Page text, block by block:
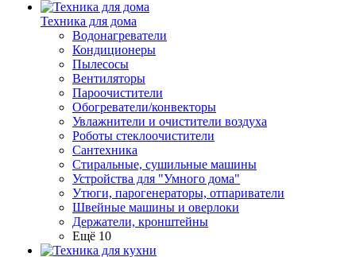
Техника для дома
Водонагреватели
Кондиционеры
Пылесосы
Вентиляторы
Пароочистители
Обогреватели/конвекторы
Увлажнители и очистители воздуха
Роботы стеклоочистители
Сантехника
Стиральные, сушильные машины
Устройства для "Умного дома"
Утюги, парогенераторы, отпариватели
Швейные машины и оверлоки
Держатели, кронштейны
Ещё 10